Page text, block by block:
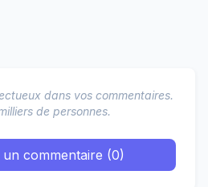
dans vos commentaires.
de personnes.
commentaire (0)